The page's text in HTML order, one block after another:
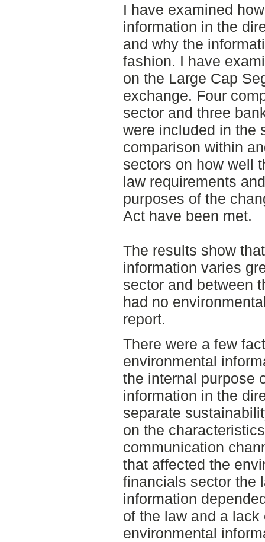
I have examined
information in the
and why the
fashion. I have
on the Large Cap
exchange. Four
sector and three
were included in the
comparison within
sectors on how well
law requirements
purposes of the
Act have been met.
The results show
information varies
sector and between
had no
report.
There were a few
environmental
the internal purpose
information in the
separate
on the
communication
that affected the
financials sector the
information
of the law and a
environmental